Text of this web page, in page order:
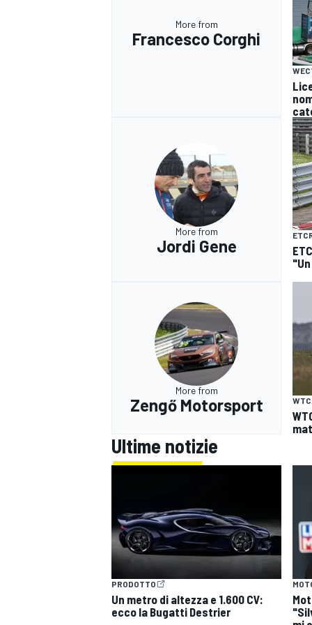
More from
Francesco Corghi
WEC
More from
Jordi Gene
More from
Zengő Motorsport
Ultime notizie
PRODOTTO
Un metro di altezza e 1.600 CV:
ecco la Bugatti Destrier